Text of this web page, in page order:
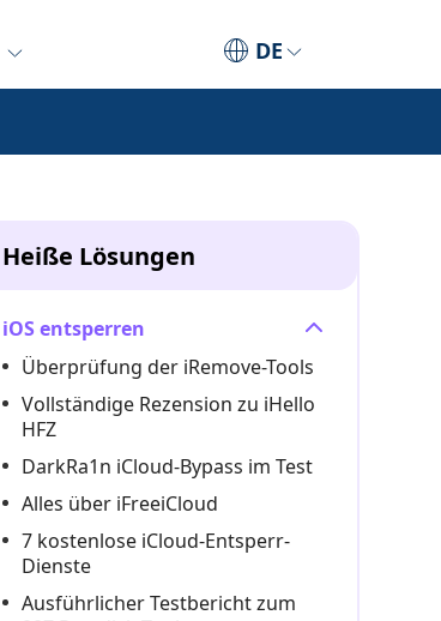
DE
Heiße Lösungen
iOS entsperren
Überprüfung der iRemove-Tools
Vollständige Rezension zu iHello
HFZ
DarkRa1n iCloud-Bypass im Test
Alles über iFreeiCloud
7 kostenlose iCloud-Entsperr-
Dienste
Ausführlicher Testbericht zum